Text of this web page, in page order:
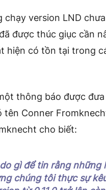
version LND
được thúc giục cần
hiện có tồn tại trong
thông báo được
Conner
cho biết:
gì để tin rằng những
chúng tôi thực sự